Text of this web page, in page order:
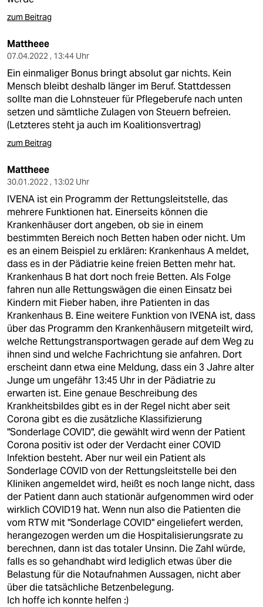
zum Beitrag
Mattheee
07.04.2022 , 13:44 Uhr
Ein einmaliger Bonus bringt absolut gar nichts. Kein
Mensch bleibt deshalb länger im Beruf. Stattdessen
sollte man die Lohnsteuer für Pflegeberufe nach unten
setzen und sämtliche Zulagen von Steuern befreien.
(Letzteres steht ja auch im Koalitionsvertrag)
zum Beitrag
Mattheee
30.01.2022 , 13:02 Uhr
IVENA ist ein Programm der Rettungsleitstelle, das
mehrere Funktionen hat. Einerseits können die
Krankenhäuser dort angeben, ob sie in einem
bestimmten Bereich noch Betten haben oder nicht. Um
es an einem Beispiel zu erklären: Krankenhaus A meldet,
dass es in der Pädiatrie keine freien Betten mehr hat.
Krankenhaus B hat dort noch freie Betten. Als Folge
fahren nun alle Rettungswägen die einen Einsatz bei
Kindern mit Fieber haben, ihre Patienten in das
Krankenhaus B. Eine weitere Funktion von IVENA ist, dass
über das Programm den Krankenhäusern mitgeteilt wird,
welche Rettungstransportwagen gerade auf dem Weg zu
ihnen sind und welche Fachrichtung sie anfahren. Dort
erscheint dann etwa eine Meldung, dass ein 3 Jahre alter
Junge um ungefähr 13:45 Uhr in der Pädiatrie zu
erwarten ist. Eine genaue Beschreibung des
Krankheitsbildes gibt es in der Regel nicht aber seit
Corona gibt es die zusätzliche Klassifizierung
"Sonderlage COVID", die gewählt wird wenn der Patient
Corona positiv ist oder der Verdacht einer COVID
Infektion besteht. Aber nur weil ein Patient als
Sonderlage COVID von der Rettungsleitstelle bei den
Kliniken angemeldet wird, heißt es noch lange nicht, dass
der Patient dann auch stationär aufgenommen wird oder
wirklich COVID19 hat. Wenn nun also die Patienten die
vom RTW mit "Sonderlage COVID" eingeliefert werden,
herangezogen werden um die Hospitalisierungsrate zu
berechnen, dann ist das totaler Unsinn. Die Zahl würde,
falls es so gehandhabt wird lediglich etwas über die
Belastung für die Notaufnahmen Aussagen, nicht aber
über die tatsächliche Betzenbelegung.
Ich hoffe ich konnte helfen :)